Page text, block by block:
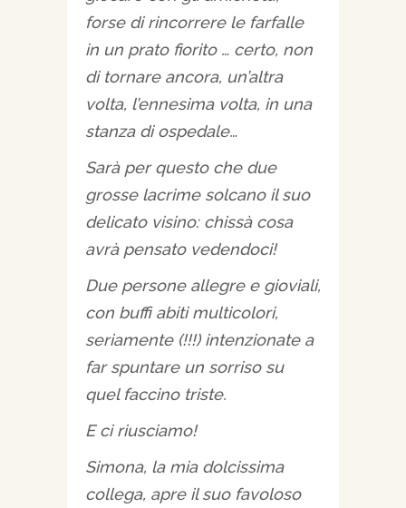
forse di rincorrere le farfalle
in un prato fiorito … certo, non
di tornare ancora, un’altra
volta, l’ennesima volta, in una
stanza di ospedale…
Sarà per questo che due
grosse lacrime solcano il suo
delicato visino: chissà cosa
avrà pensato vedendoci!
Due persone allegre e gioviali,
con buffi abiti multicolori,
seriamente (!!!) intenzionate a
far spuntare un sorriso su
quel faccino triste.
E ci riusciamo!
Simona, la mia dolcissima
collega, apre il suo favoloso